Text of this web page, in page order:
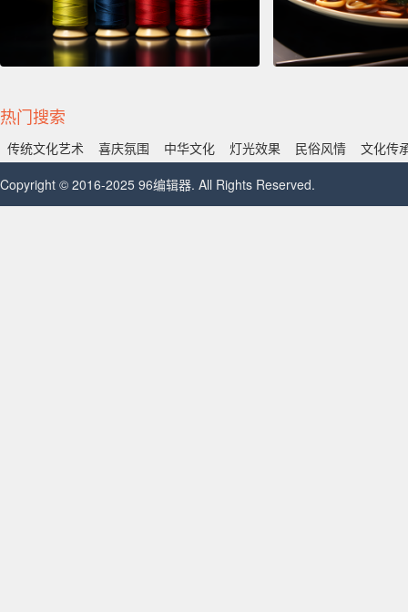
热门搜索
传统文化艺术 喜庆氛围 中华文化 灯光效果 民俗风情
文化传
Copyright © 2016-2025 96编辑器. All Rights Reserved.